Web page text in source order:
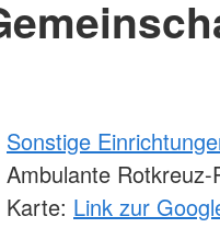
Sonstige
Ambulante Rotkreuz-
Karte: Link zur